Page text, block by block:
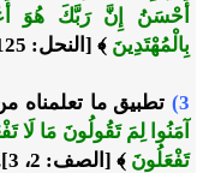
أَحْسَنُ إِنَّ رَبَّكَ هُوَ
بِالْمُهْتَدِينَ ﴾ [النحل: 125].
3) تطبيق ما تعلمناه
آمَنُوا لِمَ تَقُولُونَ مَا لَا
تَفْعَلُونَ ﴾ [الصف: 2، 3].